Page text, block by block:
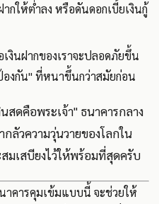
ากให้ต่ำลง หรือดันดอกเบี้ยเงินกู้
งินฝากของเราจะปลอดภัยขึ้น
องกัน" ที่หนาขึ้นกว่าสมัยก่อน
สดคือพระเจ้า" ธนาคารกลาง
ลัวความวุ่นวายของโลกใน
มเสบียงไว้ให้พร้อมที่สุดครับ
าคารคุมเข้มแบบนี้ จะช่วยให้